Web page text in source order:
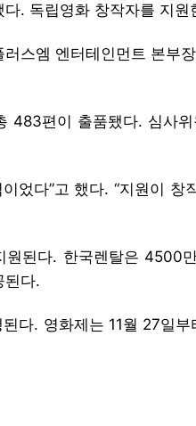
. 독립영화 창작자를 지원
스엠 엔터테인먼트 본부
편이 출품됐다. 심사위
었다”고 했다. “지원이 창
된다. 한국렌탈은 4500
된다.
다. 영화제는 11월 27일부